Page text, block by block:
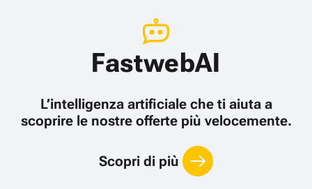
FastwebAI
L’intelligenza artificiale che ti aiuta a
scoprire le nostre offerte più velocemente.
Scopri di più